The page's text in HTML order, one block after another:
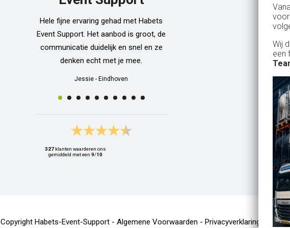
Hele fijne ervaring gehad met Habets
Event Support. Het aanbod is groot, de
communicatie duidelijk en snel en ze
denken echt met je mee.
Jessie - Eindhoven
dan een bar incl vaten bier en
wordt netjes voor ons neergezet.
doen als je een vat gaat
Alle spullen worden op maandag
weer netjes opgehaald ook al
dan weer thuis ;) In het warme
van 10 juli waren wij wederom
Geldrop en we hebben van het
het eind een heerlijk koud
gedronken! Top installatie !!
Hoogvliet Rotterdam
327klanten waarderen ons
gemiddeld met een 9/10
Copyright Habets-Event-Support - Algemene Voorwaarden - Privacyverklaring
voor
Wij
een